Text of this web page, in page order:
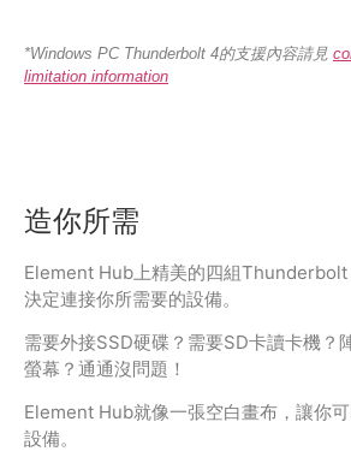
*Windows PC Thunderbolt 4的支援內容請見
limitation information
造你所需
Element Hub上精美的四組Thunderbolt
決定連接你所需要的設備。
需要外接SSD硬碟？需要SD卡讀卡機？
螢幕？通通沒問題！
Element Hub就像一張空白畫布，讓你
設備。